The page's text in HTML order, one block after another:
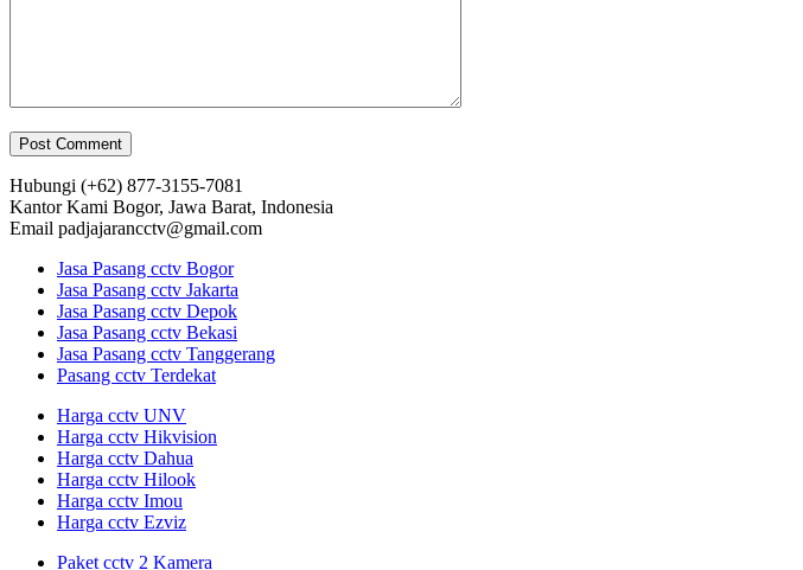
Hubungi (+62) 877-3155-7081
Kantor Kami Bogor, Jawa Barat, Indonesia
Email padjajarancctv@gmail.com
Jasa Pasang cctv Bogor
Jasa Pasang cctv Jakarta
Jasa Pasang cctv Depok
Jasa Pasang cctv Bekasi
Jasa Pasang cctv Tanggerang
Pasang cctv Terdekat
Harga cctv UNV
Harga cctv Hikvision
Harga cctv Dahua
Harga cctv Hilook
Harga cctv Imou
Harga cctv Ezviz
Paket cctv 2 Kamera